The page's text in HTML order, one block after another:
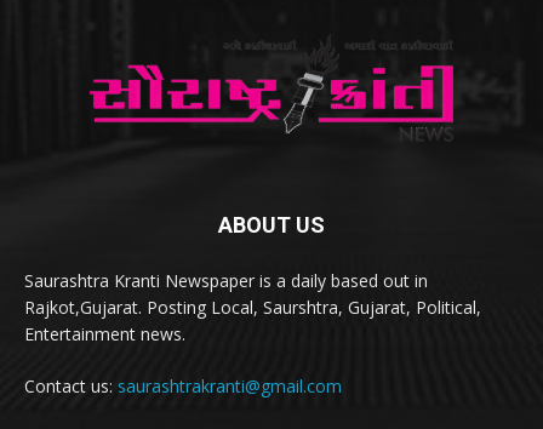
ABOUT US
Saurashtra Kranti Newspaper is a daily based out in
Rajkot,Gujarat. Posting Local, Saurshtra, Gujarat, Political,
Entertainment news.
Contact us: saurashtrakranti@gmail.com